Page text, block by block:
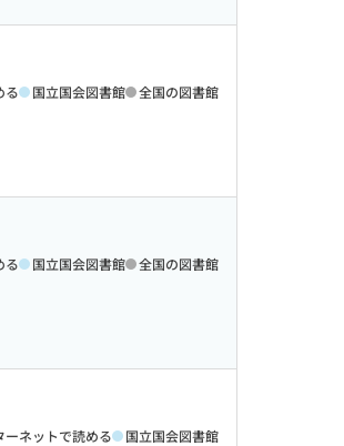
る 国立国会図書館 全国の図書館
る 国立国会図書館 全国の図書館
ーネットで読める 国立国会図書館